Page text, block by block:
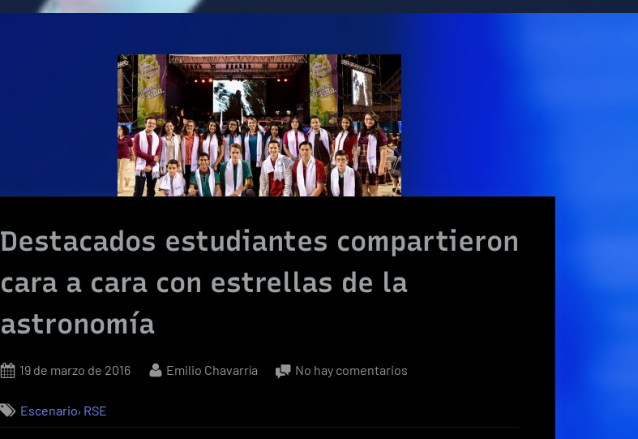
Destacados estudiantes compartieron
cara a cara con estrellas de la
astronomía
Posted
19 de marzo de 2016 By
Emilio Chavarría No hay comentarios
Escenario, RSE